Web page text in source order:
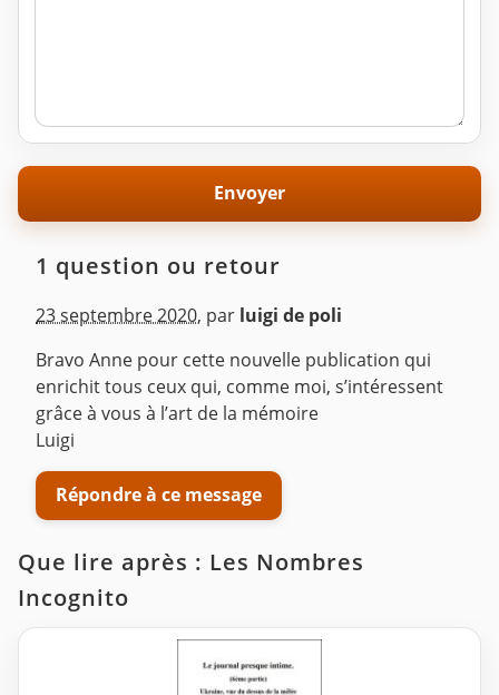
1 question ou retour
23 septembre 2020, par luigi de poli
Bravo Anne pour cette nouvelle publication qui
enrichit tous ceux qui, comme moi, s’intéressent
grâce à vous à l’art de la mémoire
Luigi
Répondre à ce message
Que lire après : Les Nombres
Incognito